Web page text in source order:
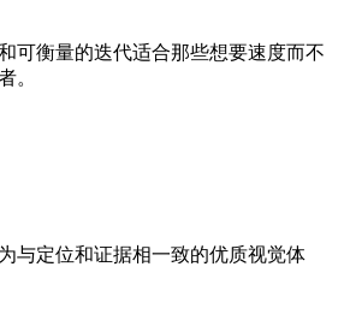
可衡量的迭代适合那些想要速度而不
。
与定位和证据相一致的优质视觉体